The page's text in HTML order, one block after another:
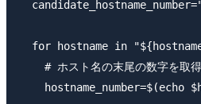
for hostname in
    # ホスト名の末尾の数字を取得
hostname_number=$(echo